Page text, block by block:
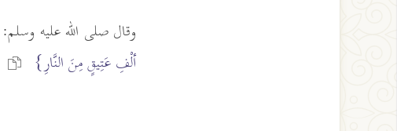
وقال صلى الله عليه وسلم:
ألْفِ عَتِيقٍ مِنَ النَّارِ}